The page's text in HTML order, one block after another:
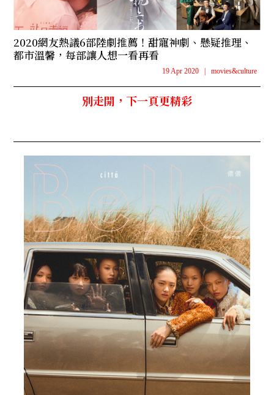
2020網友熱議6部陸劇推薦！甜寵神劇、懸疑推理、
都市溫馨，每部讓人想一看再看
19 Apr 2020 movies&culture
別走開，下一頁更精彩